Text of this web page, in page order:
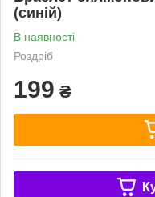
(синій)
В наявності
Роздріб
199 ₴